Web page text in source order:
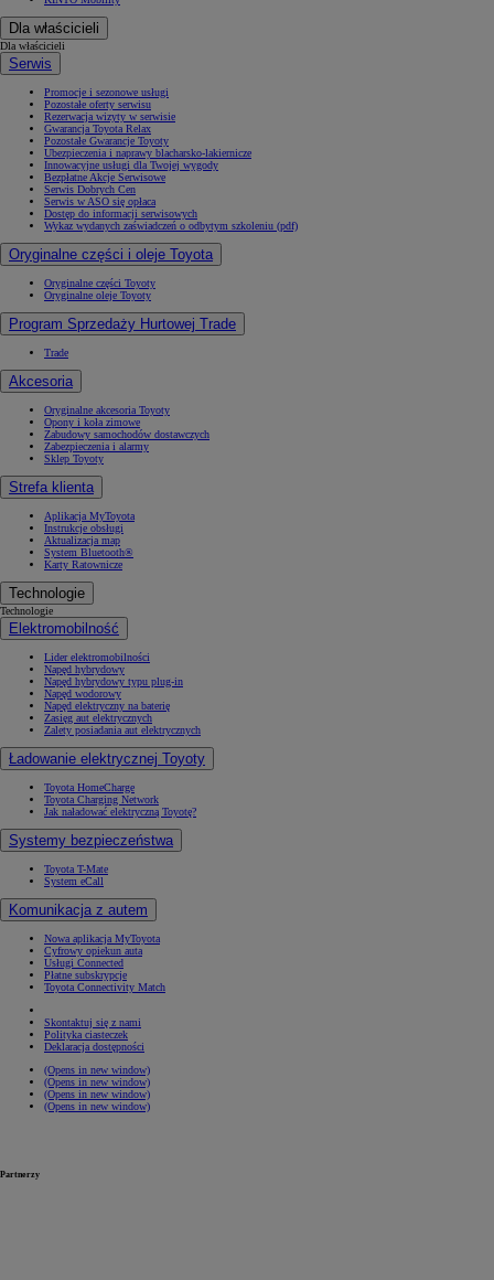
Dla właścicieli
Dla właścicieli
Serwis
Promocje i sezonowe usługi
Pozostałe oferty serwisu
Rezerwacja wizyty w serwisie
Gwarancja Toyota Relax
Pozostałe Gwarancje Toyoty
Ubezpieczenia i naprawy blacharsko-lakiernicze
Innowacyjne usługi dla Twojej wygody
Bezpłatne Akcje Serwisowe
Serwis Dobrych Cen
Serwis w ASO się opłaca
Dostęp do informacji serwisowych
Wykaz wydanych zaświadczeń o odbytym szkoleniu (pdf)
Oryginalne części i oleje Toyota
Oryginalne części Toyoty
Oryginalne oleje Toyoty
Program Sprzedaży Hurtowej Trade
Trade
Akcesoria
Oryginalne akcesoria Toyoty
Opony i koła zimowe
Zabudowy samochodów dostawczych
Zabezpieczenia i alarmy
Sklep Toyoty
Strefa klienta
Aplikacja MyToyota
Instrukcje obsługi
Aktualizacja map
System Bluetooth®
Karty Ratownicze
Technologie
Technologie
Elektromobilność
Lider elektromobilności
Napęd hybrydowy
Napęd hybrydowy typu plug-in
Napęd wodorowy
Napęd elektryczny na baterię
Zasięg aut elektrycznych
Zalety posiadania aut elektrycznych
Ładowanie elektrycznej Toyoty
Toyota HomeCharge
Toyota Charging Network
Jak naładować elektryczną Toyotę?
Systemy bezpieczeństwa
Toyota T-Mate
System eCall
Komunikacja z autem
Nowa aplikacja MyToyota
Cyfrowy opiekun auta
Usługi Connected
Płatne subskrypcje
Toyota Connectivity Match
Skontaktuj się z nami
Polityka ciasteczek
Deklaracja dostępności
(Opens in new window)
(Opens in new window)
(Opens in new window)
(Opens in new window)
Partnerzy